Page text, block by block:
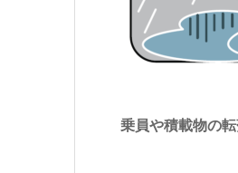
乗員や積載物の